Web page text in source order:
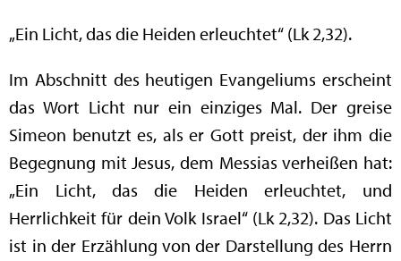
„Ein Licht, das die Heiden erleuchtet“ (Lk 2,32).
Im Abschnitt des heutigen Evangeliums erscheint
das Wort Licht nur ein einziges Mal. Der greise
Simeon benutzt es, als er Gott preist, der ihm die
Begegnung mit Jesus, dem Messias verheißen hat:
„Ein Licht, das die Heiden erleuchtet, und
Herrlichkeit für dein Volk Israel“ (Lk 2,32). Das Licht
ist in der Erzählung von der Darstellung des Herrn